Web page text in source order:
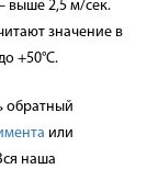
выше 2,5 м/сек.
значение в
+50°С.
обратный
или
наша